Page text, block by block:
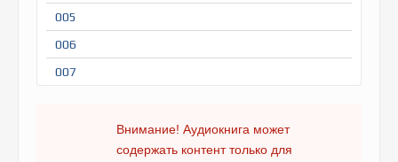
005
006
007
Внимание! Аудиокнига может
содержать контент только для